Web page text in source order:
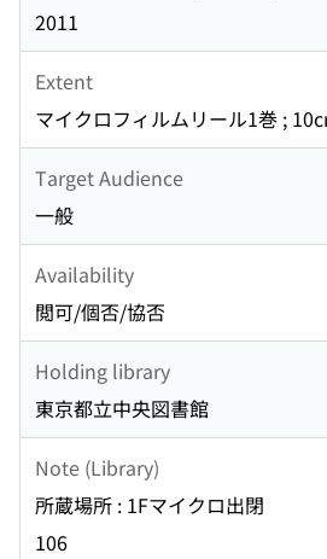
2011
Extent
マイクロフィルムリール1巻 ;
Target Audience
一般
Availability
閲可/個否/協否
Holding library
東京都立中央図書館
Note (Library)
所蔵場所 : 1Fマイクロ出閉
106